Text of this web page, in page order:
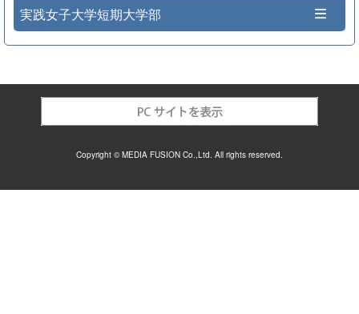
実践女子大学短期大学部
Copyright © MEDIA FUSION Co.,Ltd. All rights reserved.